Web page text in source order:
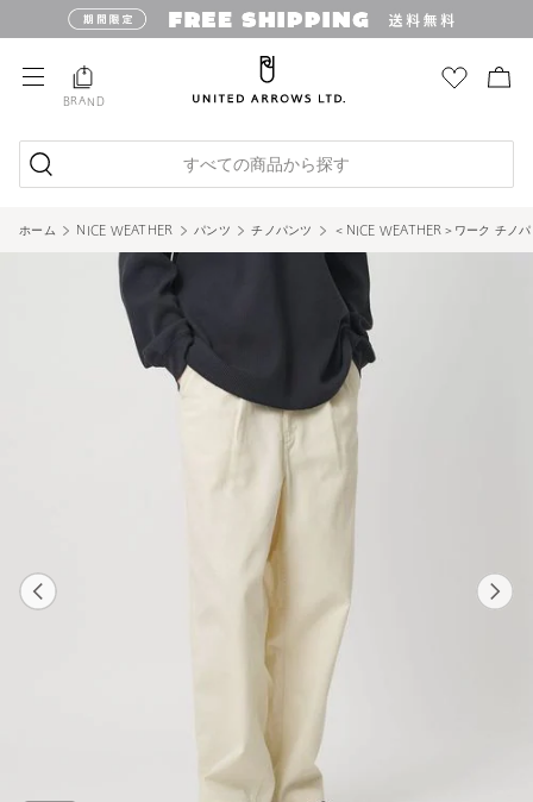
BRAND
すべての商品から探す
ホーム NICE WEATHER パンツ チノパンツ ＜NICE WEATHER＞ワーク チノ
28